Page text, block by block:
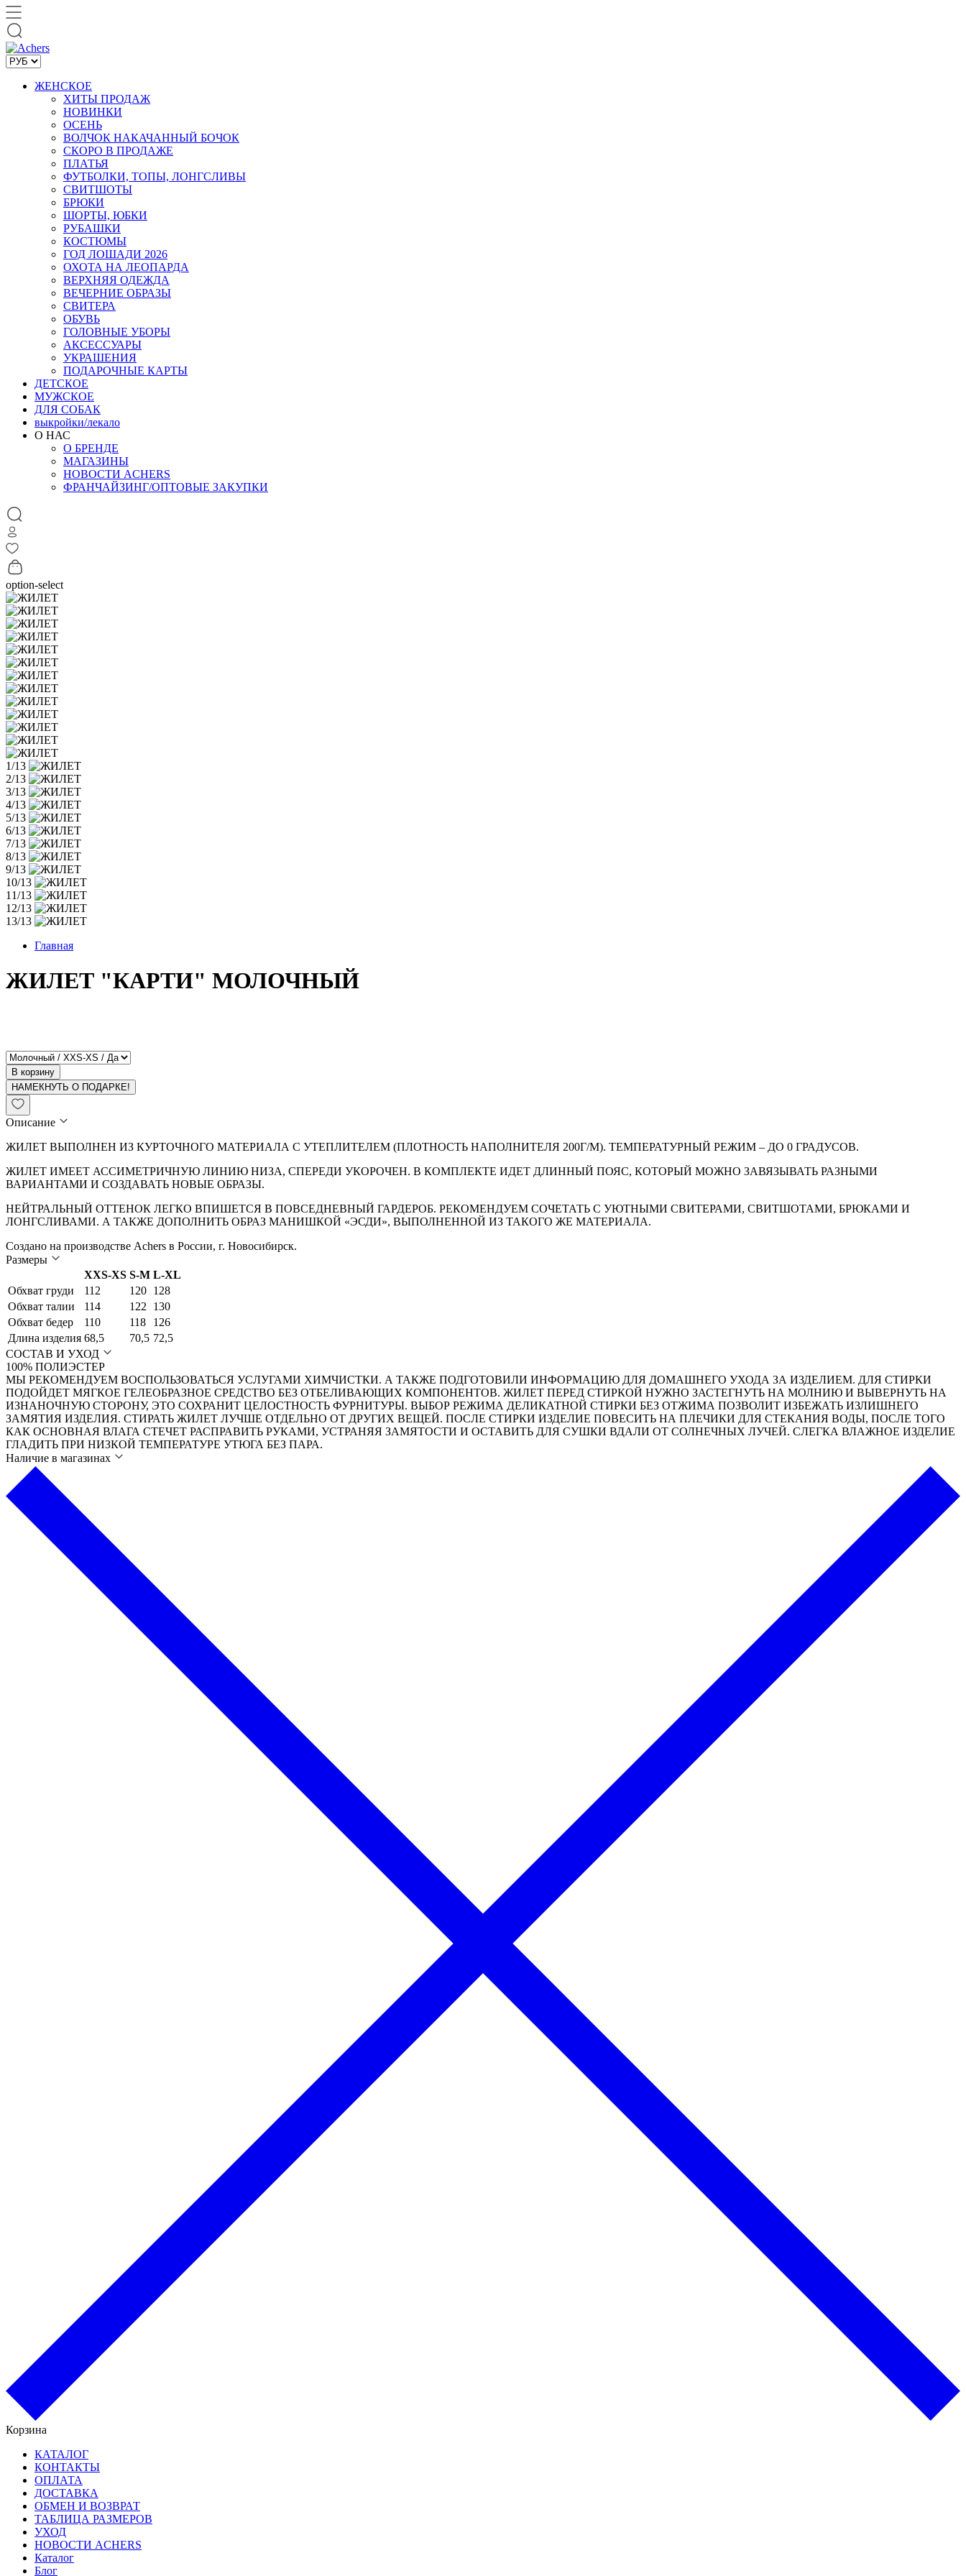
ЖЕНСКОЕ
ХИТЫ ПРОДАЖ
НОВИНКИ
ОСЕНЬ
ВОЛЧОК НАКАЧАННЫЙ БОЧОК
СКОРО В ПРОДАЖЕ
ПЛАТЬЯ
ФУТБОЛКИ, ТОПЫ, ЛОНГСЛИВЫ
СВИТШОТЫ
БРЮКИ
ШОРТЫ, ЮБКИ
РУБАШКИ
КОСТЮМЫ
ГОД ЛОШАДИ 2026
ОХОТА НА ЛЕОПАРДА
ВЕРХНЯЯ ОДЕЖДА
ВЕЧЕРНИЕ ОБРАЗЫ
СВИТЕРА
ОБУВЬ
ГОЛОВНЫЕ УБОРЫ
АКСЕССУАРЫ
УКРАШЕНИЯ
ПОДАРОЧНЫЕ КАРТЫ
ДЕТСКОЕ
МУЖСКОЕ
ДЛЯ СОБАК
выкройки/лекало
О НАС
О БРЕНДЕ
МАГАЗИНЫ
НОВОСТИ ACHERS
ФРАНЧАЙЗИНГ/ОПТОВЫЕ ЗАКУПКИ
option-select
1/13
2/13
3/13
4/13
5/13
6/13
7/13
8/13
9/13
10/13
11/13
12/13
13/13
Главная
ЖИЛЕТ "КАРТИ" МОЛОЧНЫЙ
В корзину
НАМЕКНУТЬ О ПОДАРКЕ!
Описание
ЖИЛЕТ ВЫПОЛНЕН ИЗ КУРТОЧНОГО МАТЕРИАЛА С УТЕПЛИТЕЛЕМ (ПЛОТНОСТЬ НАПОЛНИТЕЛЯ 200Г/М). ТЕМПЕРАТУРНЫЙ РЕЖИМ – ДО 0 ГРАДУСОВ.
ЖИЛЕТ ИМЕЕТ АССИМЕТРИЧНУЮ ЛИНИЮ НИЗА, СПЕРЕДИ УКОРОЧЕН. В КОМПЛЕКТЕ ИДЕТ ДЛИННЫЙ ПОЯС, КОТОРЫЙ МОЖНО ЗАВЯЗЫВАТЬ РАЗНЫМИ
ВАРИАНТАМИ И СОЗДАВАТЬ НОВЫЕ ОБРАЗЫ.
НЕЙТРАЛЬНЫЙ ОТТЕНОК ЛЕГКО ВПИШЕТСЯ В ПОВСЕДНЕВНЫЙ ГАРДЕРОБ. РЕКОМЕНДУЕМ СОЧЕТАТЬ С УЮТНЫМИ СВИТЕРАМИ, СВИТШОТАМИ, БРЮКАМИ И
ЛОНГСЛИВАМИ. А ТАКЖЕ ДОПОЛНИТЬ ОБРАЗ МАНИШКОЙ «ЭСДИ», ВЫПОЛНЕННОЙ ИЗ ТАКОГО ЖЕ МАТЕРИАЛА.
Создано на производстве Achers в России, г. Новосибирск.
Размеры
XXS-XS S-M L-XL
Обхват груди
112 120 128
Обхват талии
114 122
130
Обхват бедер
110 118
126
Длина изделия 68,5 70,5 72,5
СОСТАВ И УХОД
100% ПОЛИЭСТЕР
МЫ РЕКОМЕНДУЕМ ВОСПОЛЬЗОВАТЬСЯ УСЛУГАМИ ХИМЧИСТКИ. А ТАКЖЕ ПОДГОТОВИЛИ ИНФОРМАЦИЮ ДЛЯ ДОМАШНЕГО УХОДА ЗА ИЗДЕЛИЕМ. ДЛЯ СТИРКИ
ПОДОЙДЕТ МЯГКОЕ ГЕЛЕОБРАЗНОЕ СРЕДСТВО БЕЗ ОТБЕЛИВАЮЩИХ КОМПОНЕНТОВ. ЖИЛЕТ ПЕРЕД СТИРКОЙ НУЖНО ЗАСТЕГНУТЬ НА МОЛНИЮ И ВЫВЕРНУТЬ НА
ИЗНАНОЧНУЮ СТОРОНУ, ЭТО СОХРАНИТ ЦЕЛОСТНОСТЬ ФУРНИТУРЫ. ВЫБОР РЕЖИМА ДЕЛИКАТНОЙ СТИРКИ БЕЗ ОТЖИМА ПОЗВОЛИТ ИЗБЕЖАТЬ ИЗЛИШНЕГО
ЗАМЯТИЯ ИЗДЕЛИЯ. СТИРАТЬ ЖИЛЕТ ЛУЧШЕ ОТДЕЛЬНО ОТ ДРУГИХ ВЕЩЕЙ. ПОСЛЕ СТИРКИ ИЗДЕЛИЕ ПОВЕСИТЬ НА ПЛЕЧИКИ ДЛЯ СТЕКАНИЯ ВОДЫ, ПОСЛЕ ТОГО
КАК ОСНОВНАЯ ВЛАГА СТЕЧЕТ РАСПРАВИТЬ РУКАМИ, УСТРАНЯЯ ЗАМЯТОСТИ И ОСТАВИТЬ ДЛЯ СУШКИ ВДАЛИ ОТ СОЛНЕЧНЫХ ЛУЧЕЙ. СЛЕГКА ВЛАЖНОЕ ИЗДЕЛИЕ
ГЛАДИТЬ ПРИ НИЗКОЙ ТЕМПЕРАТУРЕ УТЮГА БЕЗ ПАРА.
Наличие в магазинах
Корзина
КАТАЛОГ
КОНТАКТЫ
ОПЛАТА
ДОСТАВКА
ОБМЕН И ВОЗВРАТ
ТАБЛИЦА РАЗМЕРОВ
УХОД
НОВОСТИ ACHERS
Каталог
Блог